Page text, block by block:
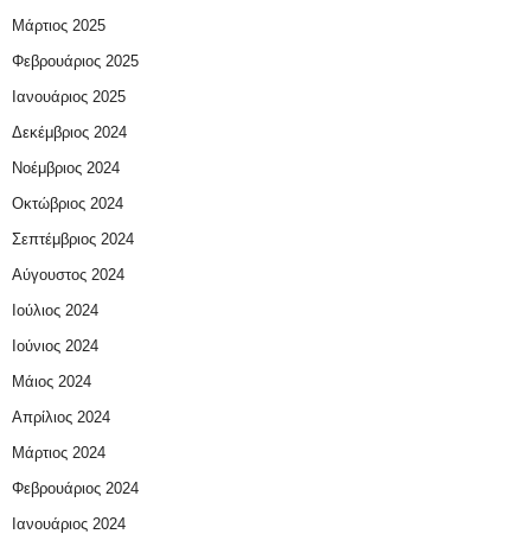
Μάρτιος 2025
Φεβρουάριος 2025
Ιανουάριος 2025
Δεκέμβριος 2024
Νοέμβριος 2024
Οκτώβριος 2024
Σεπτέμβριος 2024
Αύγουστος 2024
Ιούλιος 2024
Ιούνιος 2024
Μάιος 2024
Απρίλιος 2024
Μάρτιος 2024
Φεβρουάριος 2024
Ιανουάριος 2024